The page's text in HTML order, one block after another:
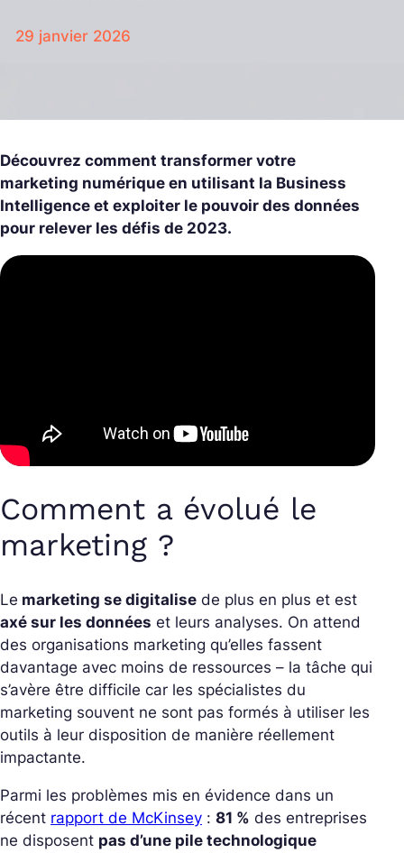
29 janvier 2026
Découvrez comment transformer votre
marketing numérique en utilisant la Business
Intelligence et exploiter le pouvoir des données
pour relever les défis de 2023.
Comment a évolué le
marketing ?
Le marketing se digitalise de plus en plus et est
axé sur les données et leurs analyses. On attend
des organisations marketing qu’elles fassent
davantage avec moins de ressources – la tâche qui
s’avère être difficile car les spécialistes du
marketing souvent ne sont pas formés à utiliser les
outils à leur disposition de manière réellement
impactante.
Parmi les problèmes mis en évidence dans un
récent rapport de McKinsey : 81 % des entreprises
ne disposent pas d’une pile technologique